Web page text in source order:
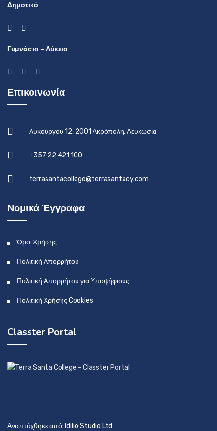
Δημοτικό
Γυμνάσιο – Λύκειο
Επικοινωνία
Λυκούργου 12, 2001 Ακρόπολη, Λευκωσία
+357 22 421 100
terrasantacollege@terrasantacy.com
Νομικά Έγγραφα
Όροι Χρήσης
Πολιτική Απορρήτου
Πολιτική Απορρήτου για Υποψήφιους
Πολιτική Χρήσης Cookies
Classter Portal
Αναπτύχθηκε από: Idilio Studio Ltd